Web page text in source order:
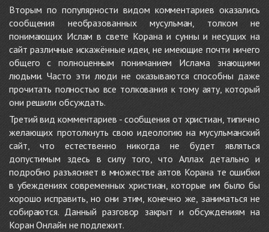
Вторым по популярности видом комментариев оказались
сообщения необразованных мусульман, толком не
понимающих Ислам в свете Корана и сунны и несущих на
сайт различные искажённые идеи, не имеющие почти ничего
общего с полноценным пониманием Ислама знающими
людьми. Часто эти люди не оказываются способны даже
прочитать полностью все толкования к тому аяту, который
они решили обсуждать.
Третий вид комментариев - сообщения от христиан, типично
желающих протолкнуть свою идеологию на мусульманский
сайт, что естественно никогда не будет являться
допустимым здесь в силу того, что Аллах детально и
подробно разъясняет в множестве аятов Корана те ошибки
в убеждениях современных христиан, которые им было бы
хорошо исправить, но они этим, конечно же, заниматься не
собираются. Данный разговор закрыт и обсуждениям на
Коран Онлайн не подлежит.